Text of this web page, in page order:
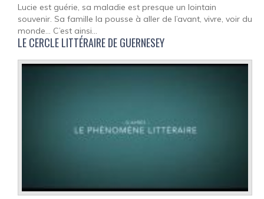
Lucie est guérie, sa maladie est presque un lointain
souvenir. Sa famille la pousse à aller de l’avant, vivre, voir du
monde… C’est ainsi...
LE CERCLE LITTÉRAIRE DE GUERNESEY